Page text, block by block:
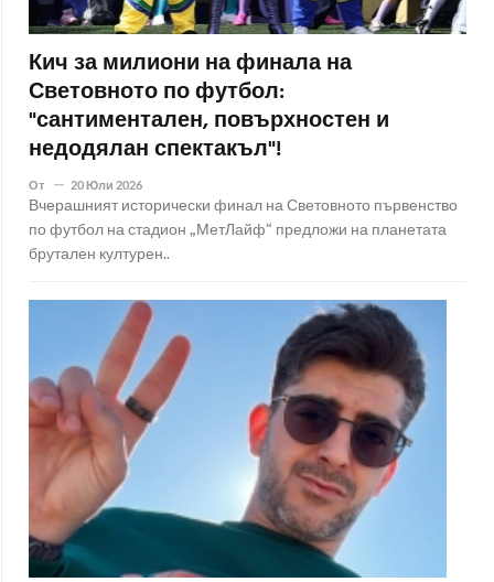
Кич за милиони на финала на
Световното по футбол:
"сантиментален, повърхностен и
недодялан спектакъл"!
От 20 Юли 2026
Вчерашният исторически финал на Световното първенство
по футбол на стадион „МетЛайф“ предложи на планетата
брутален културен..